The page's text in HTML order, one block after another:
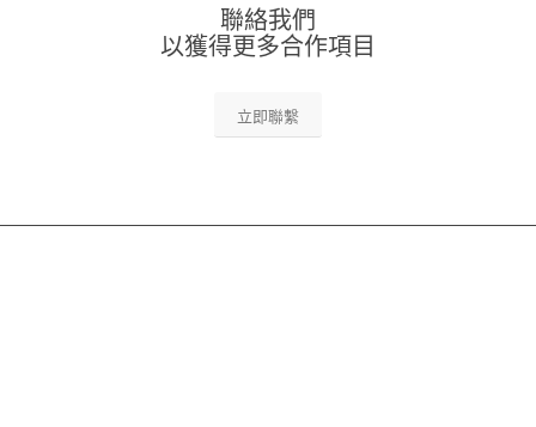
聯絡我們
以獲得更多合作項目
立即聯繫